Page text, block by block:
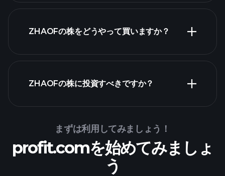
ZHAOFの株をどうやって買いますか？
Playtrade Tournaments
推奨証券会社
ZHAOFの株に投資すべきですか？
まずは利用してみましょう！
profit.comを始めてみましょ
う